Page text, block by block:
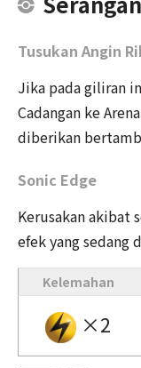
Tusukan Angin
Jika pada giliran
Cadangan ke
diberikan
Sonic Edge
Kerusakan akibat
efek yang sedang
Kelemahan
×2